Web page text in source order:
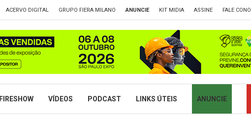
ACERVO DIGITAL GRUPO FIERA MILANO ANUNCIE KIT MIDIA ASSINE FALE
FIRESHOW VÍDEOS PODCAST LINKS ÚTEIS ANUNCIE